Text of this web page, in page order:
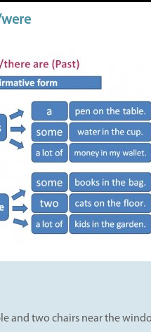
and two chairs near the